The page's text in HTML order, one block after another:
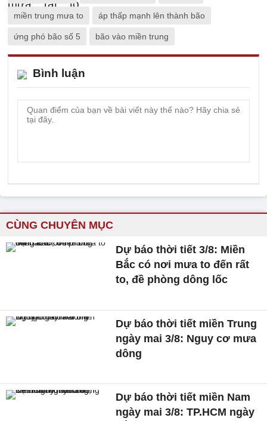
miền trung mưa to áp thấp mạnh lên thành bão
ứng phó bão số 5 bão vào miền trung
Bình luận
CÙNG CHUYÊN MỤC
Dự báo thời tiết 3/8: Miền
Bắc có nơi mưa to đến rất
to, đề phòng dông lốc
Dự báo thời tiết miền Trung
ngày mai 3/8: Nguy cơ mưa
dông
Dự báo thời tiết miền Nam
ngày mai 3/8: TP.HCM ngày